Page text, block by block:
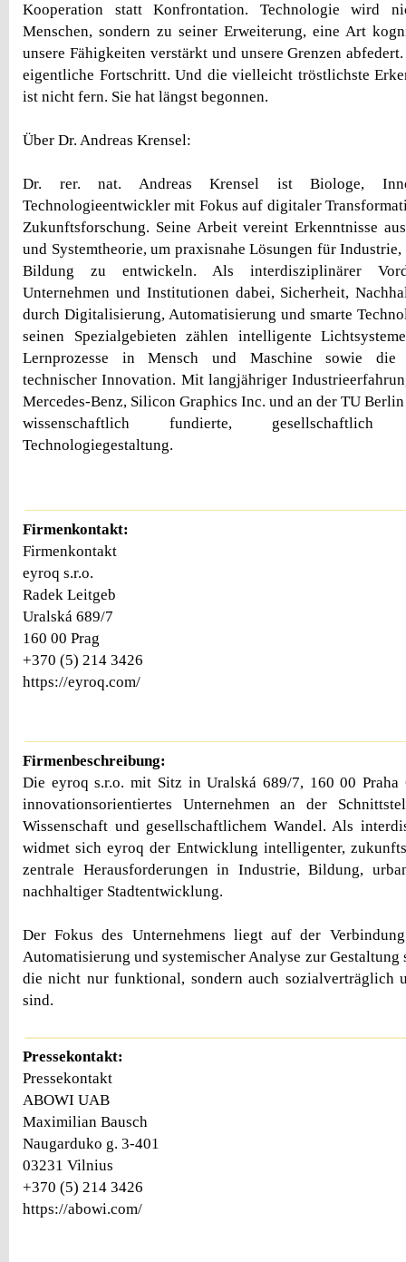
Kooperation statt Konfrontation. Technologie wird
Menschen, sondern zu seiner Erweiterung, eine Art
unsere Fähigkeiten verstärkt und unsere Grenzen
eigentliche Fortschritt. Und die vielleicht tröstlichste
ist nicht fern. Sie hat längst begonnen.
Über Dr. Andreas Krensel:
Dr. rer. nat. Andreas Krensel ist Biologe,
Technologieentwickler mit Fokus auf digitaler
Zukunftsforschung. Seine Arbeit vereint Erkenntnisse
und Systemtheorie, um praxisnahe Lösungen für
Bildung zu entwickeln. Als interdisziplinärer
Unternehmen und Institutionen dabei, Sicherheit,
durch Digitalisierung, Automatisierung und smarte
seinen Spezialgebieten zählen intelligente
Lernprozesse in Mensch und Maschine sowie die
technischer Innovation. Mit langjähriger
Mercedes-Benz, Silicon Graphics Inc. und an der TU
wissenschaftlich fundierte, gesellschaftlich
Technologiegestaltung.
Firmenkontakt:
Firmenkontakt
eyroq s.r.o.
Radek Leitgeb
Uralská 689/7
160 00 Prag
+370 (5) 214 3426
https://eyroq.com/
Firmenbeschreibung:
Die eyroq s.r.o. mit Sitz in Uralská 689/7, 160 00 Praha
innovationsorientiertes Unternehmen an der
Wissenschaft und gesellschaftlichem Wandel. Als
widmet sich eyroq der Entwicklung intelligenter,
zentrale Herausforderungen in Industrie, Bildung,
nachhaltiger Stadtentwicklung.
Der Fokus des Unternehmens liegt auf der
Automatisierung und systemischer Analyse zur Gestaltung
die nicht nur funktional, sondern auch sozialverträglich
sind.
Pressekontakt:
Pressekontakt
ABOWI UAB
Maximilian Bausch
Naugarduko g. 3-401
03231 Vilnius
+370 (5) 214 3426
https://abowi.com/